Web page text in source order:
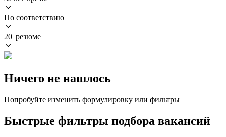
По соответствию
20 резюме
Ничего не нашлось
Попробуйте изменить формулировку или фильтры
Быстрые фильтры подбора вакансий